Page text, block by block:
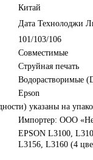
Китай
Дата Технолоджи
101/103/106
Совместимые
Струйная печать
Водорастворимые
Epson
указаны на
Импортер: ООО
EPSON L3100,
L3156, L3160 (4